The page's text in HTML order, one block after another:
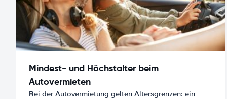
Mindest- und Höchstalter beim
Autovermieten
Bei der Autovermietung gelten Altersgrenzen: ein